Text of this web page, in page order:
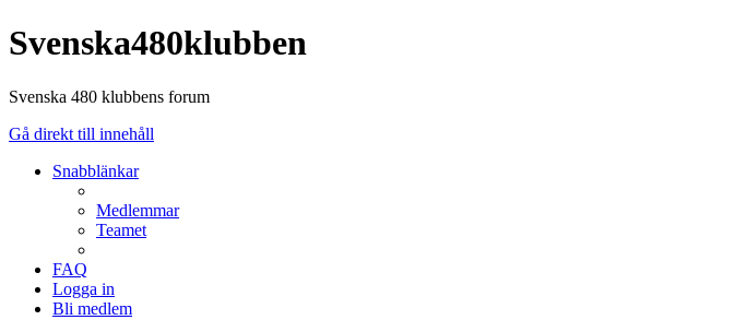
Svenska480klubben
Svenska 480 klubbens forum
Gå direkt till innehåll
Snabblänkar
Medlemmar
Teamet
FAQ
Logga in
Bli medlem